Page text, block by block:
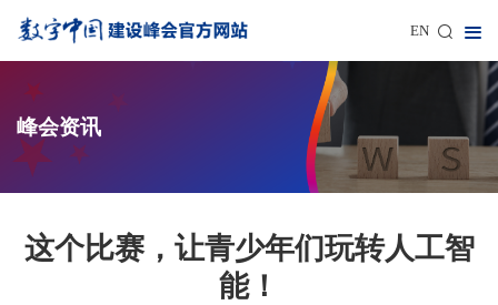
EN
峰会资讯
这个比赛，让青少年们玩转人工智
能！